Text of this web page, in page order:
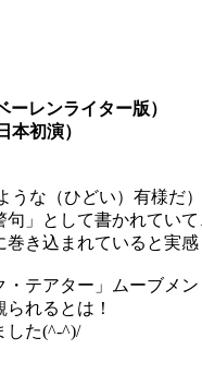
レンライター版）
初演）
うな（ひどい）有様だ）
」として書かれていて
き込まれていると実
テアター」ムーブメン
れるとは！
した(^-^)/